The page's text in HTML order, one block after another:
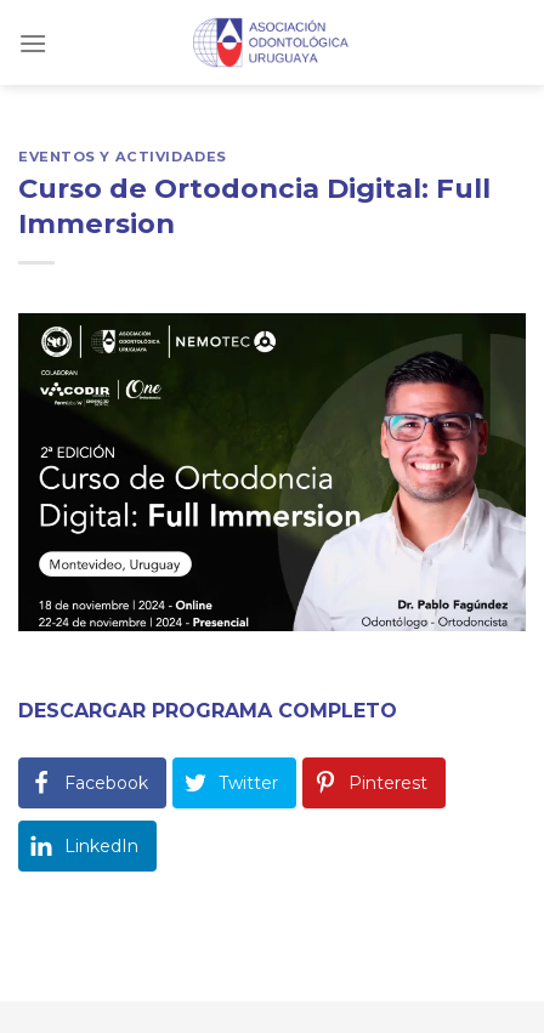
EVENTOS Y ACTIVIDADES
Curso de Ortodoncia Digital: Full
Immersion
DESCARGAR PROGRAMA COMPLETO
Facebook Twitter Pinterest
LinkedIn